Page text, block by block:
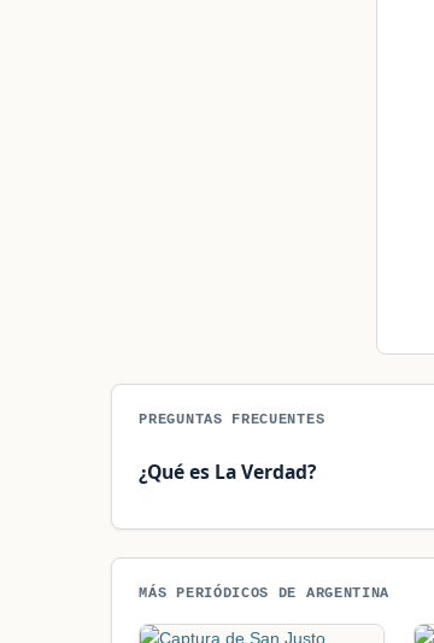
PREGUNTAS FRECUENTES
¿Qué es La Verdad?
MÁS PERIÓDICOS DE ARGENTINA